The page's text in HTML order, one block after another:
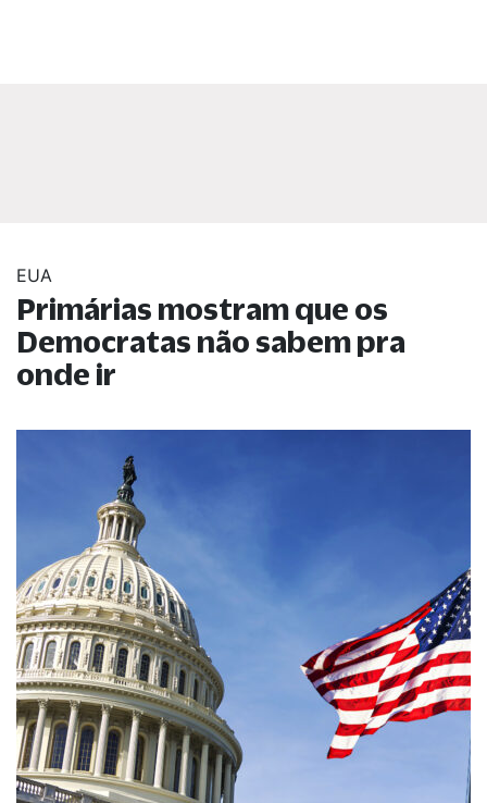
EUA
Primárias mostram que os
Democratas não sabem pra
onde ir